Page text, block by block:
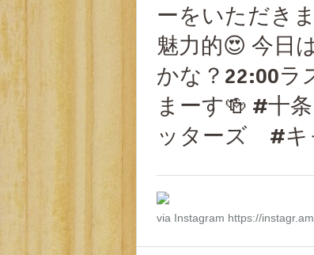
ーをいただき
魅力的😍 今日
かな？22:00ラ
まーす🍻 #十
ッターズ #キ
via Instagram https://